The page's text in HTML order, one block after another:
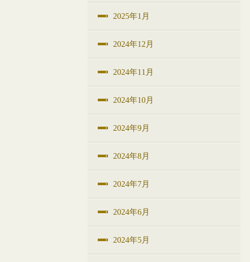
2025年1月
2024年12月
2024年11月
2024年10月
2024年9月
2024年8月
2024年7月
2024年6月
2024年5月